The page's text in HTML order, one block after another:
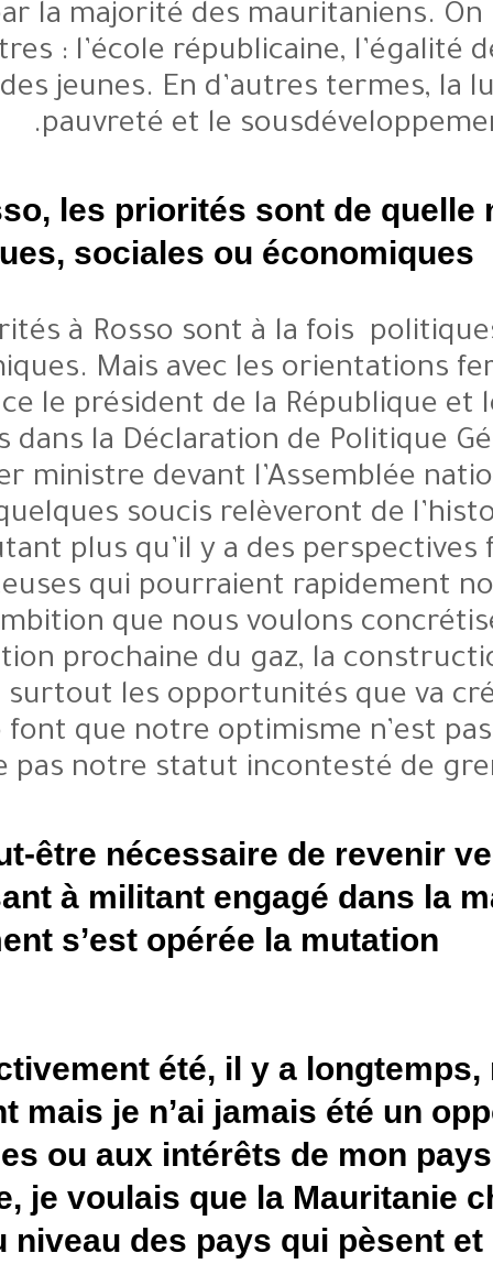
choisie par la majorité des
entre autres : l’école
l’emploi des jeunes. En
pauvreté et le
Et à Rosso, les priorités
Politiques, sociales ou
Les priorités à Rosso sont à la
économiques. Mais avec les
Excellence le président de la
déclinées dans la Déclaration
du Premier ministre devant
que ces quelques soucis
D’autant plus qu’il y a des
prometteuses qui pourraient
cette ambition que nous
L’exploitation prochaine du
Rosso et surtout les
Ndiago font que notre
n’oublie pas notre statut
Il est peut-être nécessaire
D’opposant à militant
Comment s’est opérée la
J’ai effectivement été, il y a
opposant mais je n’ai
personnes ou aux intérêts
contraire, je voulais que la
mette au niveau des pays